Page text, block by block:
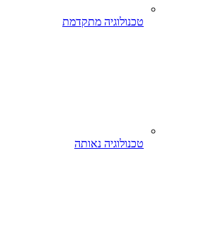
טכנולוגיה מתקדמת
טכנולוגיה נאותה